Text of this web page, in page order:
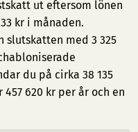
ut eftersom lönen
kr i månaden.
slutskatten med 3 325
du på cirka 38 135
620 kr per år och en